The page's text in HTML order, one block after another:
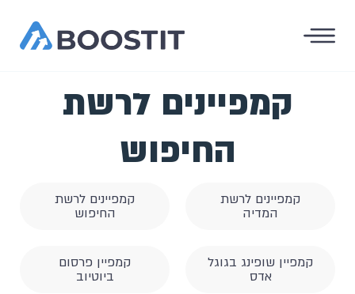
קמפיינים לרשת
החיפוש
קמפיינים לרשת
המדיה
קמפיינים לרשת
החיפוש
קמפיין שופינג בגוגל
אדס
קמפיין פרסום
ביוטיוב